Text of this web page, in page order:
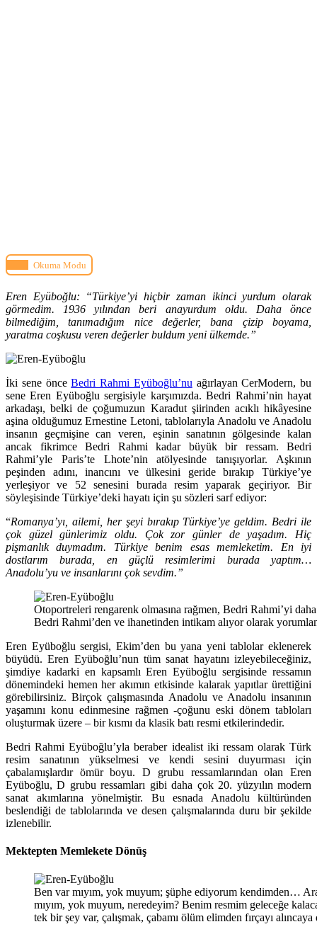
Okuma Modu
Eren Eyüboğlu: “Türkiye’yi hiçbir zaman ikinci yurdum olarak
görmedim. 1936 yılından beri anayurdum oldu. Daha önce
bilmediğim, tanımadığım nice değerler, bana çizip boyama,
yaratma coşkusu veren değerler buldum yeni ülkemde.”
İki sene önceBedri Rahmi Eyüboğlu’nu ağırlayan CerModern, bu
sene Eren Eyüboğlu sergisiyle karşımızda. Bedri Rahmi’nin hayat
arkadaşı, belki de çoğumuzun Karadut şiirinden acıklı hikâyesine
aşina olduğumuz Ernestine Letoni, tablolarıyla Anadolu ve Anadolu
insanın geçmişine can veren, eşinin sanatının gölgesinde kalan
ancak fikrimce Bedri Rahmi kadar büyük bir ressam. Bedri
Rahmi’yle Paris’te Lhote’nin atölyesinde tanışıyorlar. Aşkının
peşinden adını, inancını ve ülkesini geride bırakıp Türkiye’ye
yerleşiyor ve 52 senesini burada resim yaparak geçiriyor. Bir
söyleşisinde Türkiye’deki hayatı için şu sözleri sarf ediyor:
“Romanya’yı, ailemi, her şeyi bırakıp Türkiye’ye geldim. Bedri ile
çok güzel günlerimiz oldu. Çok zor günler de yaşadım. Hiç
pişmanlık duymadım. Türkiye benim esas memleketim. En iyi
dostlarım burada, en güçlü resimlerimi burada yaptım…
Anadolu’yu ve insanlarını çok sevdim.”
Otoportreleri rengarenk olmasına rağmen, Bedri Rahmi’yi
Bedri Rahmi’den ve ihanetinden intikam alıyor olarak
Eren Eyüboğlu sergisi, Ekim’den bu yana yeni tablolar eklenerek
büyüdü. Eren Eyüboğlu’nun tüm sanat hayatını izleyebileceğiniz,
şimdiye kadarki en kapsamlı Eren Eyüboğlu sergisinde ressamın
dönemindeki hemen her akımın etkisinde kalarak yapıtlar ürettiğini
görebilirsiniz. Birçok çalışmasında Anadolu ve Anadolu insanının
yaşamını konu edinmesine rağmen -çoğunu eski dönem tabloları
oluşturmak üzere – bir kısmı da klasik batı resmi etkilerindedir.
Bedri Rahmi Eyüboğlu’yla beraber idealist iki ressam olarak Türk
resim sanatının yükselmesi ve kendi sesini duyurması için
çabalamışlardır ömür boyu. D grubu ressamlarından olan Eren
Eyüboğlu, D grubu ressamları gibi daha çok 20. yüzyılın modern
sanat akımlarına yönelmiştir. Bu esnada Anadolu kültüründen
beslendiği de tablolarında ve desen çalışmalarında duru bir şekilde
izlenebilir.
Mektepten Memlekete Dönüş
Ben var mıyım, yok muyum; şüphe ediyorum kendimden…
mıyım, yok muyum, neredeyim? Benim resmim geleceğe
tek bir şey var, çalışmak, çabamı ölüm elimden fırçayı